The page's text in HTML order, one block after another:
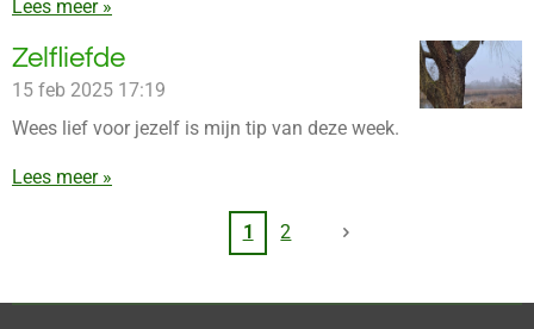
Lees meer »
Zelfliefde
15 feb 2025 17:19
Wees lief voor jezelf is mijn tip van deze week.
Lees meer »
1 2